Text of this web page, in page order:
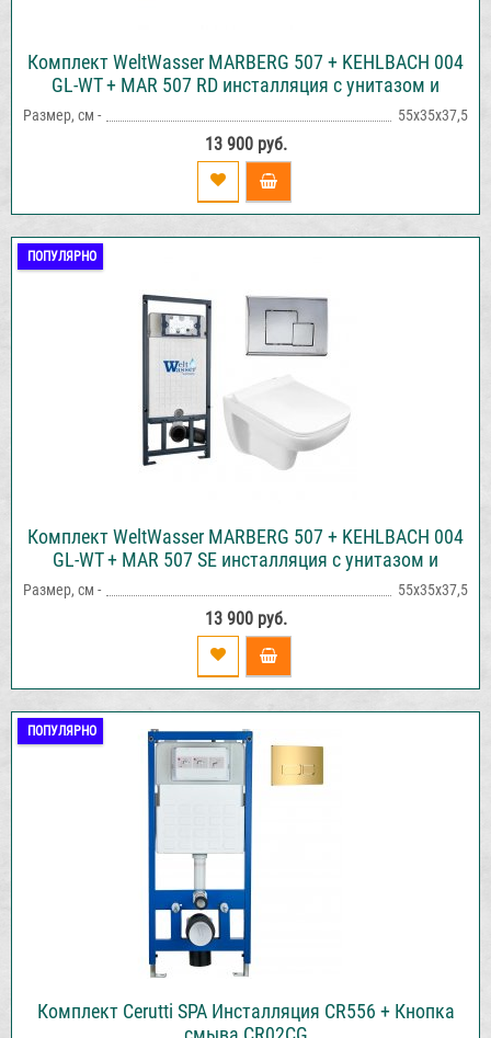
Комплект WeltWasser MARBERG 507 + KEHLBACH 004
GL-WT + MAR 507 RD инсталляция с унитазом и
Размер, см - 55х35х37,5
13 900 руб.
ПОПУЛЯРНО
Комплект WeltWasser MARBERG 507 + KEHLBACH 004
GL-WT + MAR 507 SE инсталляция с унитазом и
Размер, см - 55х35х37,5
13 900 руб.
ПОПУЛЯРНО
Комплект Cerutti SPA Инсталляция CR556 + Кнопка